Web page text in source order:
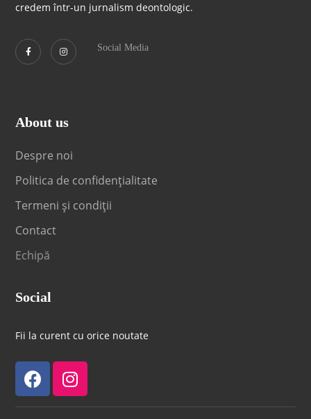
credem într-un jurnalism deontologic.
Social Media
About us
Despre noi
Politica de confidențialitate
Termeni și condiții
Contact
Echipă
Social
Fii la curent cu orice noutate